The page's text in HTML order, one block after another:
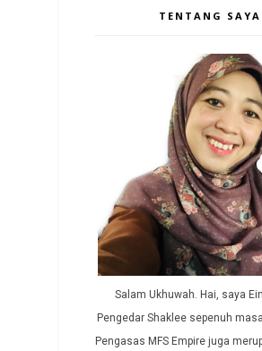
TENTANG SAYA
Salam Ukhuwah. Hai, saya
Pengedar Shaklee sepenuh
Pengasas MFS Empire juga